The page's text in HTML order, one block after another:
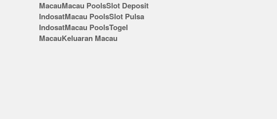
MacauMacau PoolsSlot Deposit
IndosatMacau PoolsSlot Pulsa
IndosatMacau PoolsTogel
MacauKeluaran Macau